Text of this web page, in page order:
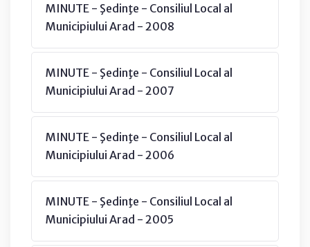
MINUTE - Şedinţe - Consiliul Local al
Municipiului Arad - 2008
MINUTE - Şedinţe - Consiliul Local al
Municipiului Arad - 2007
MINUTE - Şedinţe - Consiliul Local al
Municipiului Arad - 2006
MINUTE - Şedinţe - Consiliul Local al
Municipiului Arad - 2005